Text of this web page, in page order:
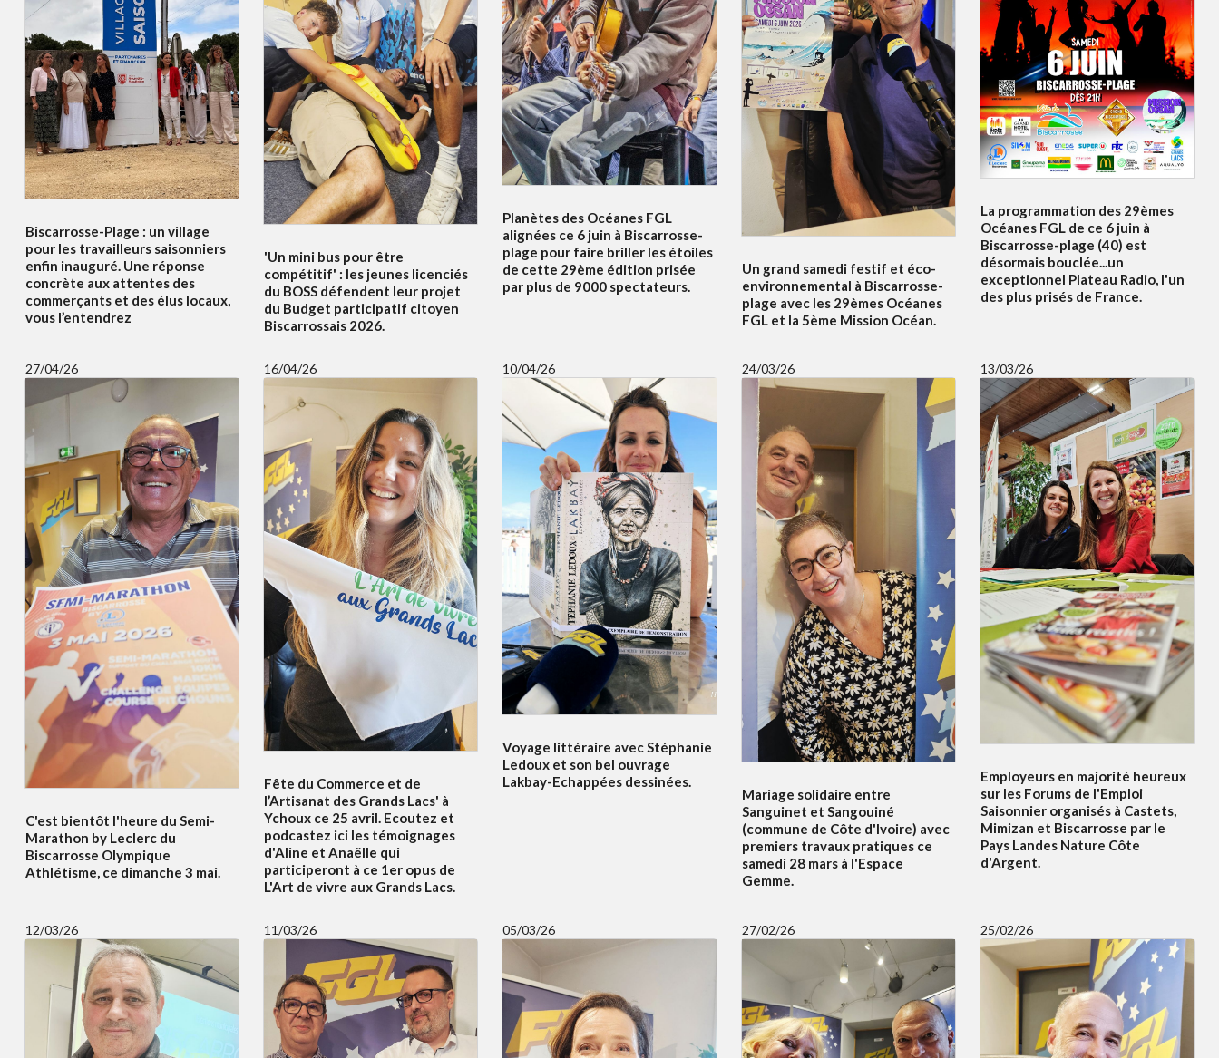
Biscarrosse-Plage : un village
pour les travailleurs saisonniers
enfin inauguré. Une réponse
concrète aux attentes des
commerçants et des élus locaux,
vous l’entendrez
'Un mini bus pour être
compétitif' : les jeunes licenciés
du BOSS défendent leur projet
du Budget participatif citoyen
Biscarrossais 2026.
Planètes des Océanes FGL
alignées ce 6 juin à Biscarrosse-
plage pour faire briller les étoiles
de cette 29ème édition prisée
par plus de 9000 spectateurs.
Un grand samedi festif et éco-
environnemental à Biscarrosse-
plage avec les 29èmes Océanes
FGL et la 5ème Mission Océan.
La programmation des 29èmes
Océanes FGL de ce 6 juin à
Biscarrosse-plage (40) est
désormais bouclée...un
exceptionnel Plateau Radio, l'un
des plus prisés de France.
27/04/26
C'est bientôt l'heure du Semi-
Marathon by Leclerc du
Biscarrosse Olympique
Athlétisme, ce dimanche 3 mai.
16/04/26
Fête du Commerce et de
l’Artisanat des Grands Lacs' à
Ychoux ce 25 avril. Ecoutez et
podcastez ici les témoignages
d'Aline et Anaëlle qui
participeront à ce 1er opus de
L'Art de vivre aux Grands Lacs.
10/04/26
Voyage littéraire avec Stéphanie
Ledoux et son bel ouvrage
Lakbay-Echappées dessinées.
24/03/26
Mariage solidaire entre
Sanguinet et Sangouiné
(commune de Côte d'Ivoire) avec
premiers travaux pratiques ce
samedi 28 mars à l'Espace
Gemme.
13/03/26
Employeurs en majorité heureux
sur les Forums de l'Emploi
Saisonnier organisés à Castets,
Mimizan et Biscarrosse par le
Pays Landes Nature Côte
d'Argent.
12/03/26 11/03/26 05/03/26 27/02/26 25/02/26